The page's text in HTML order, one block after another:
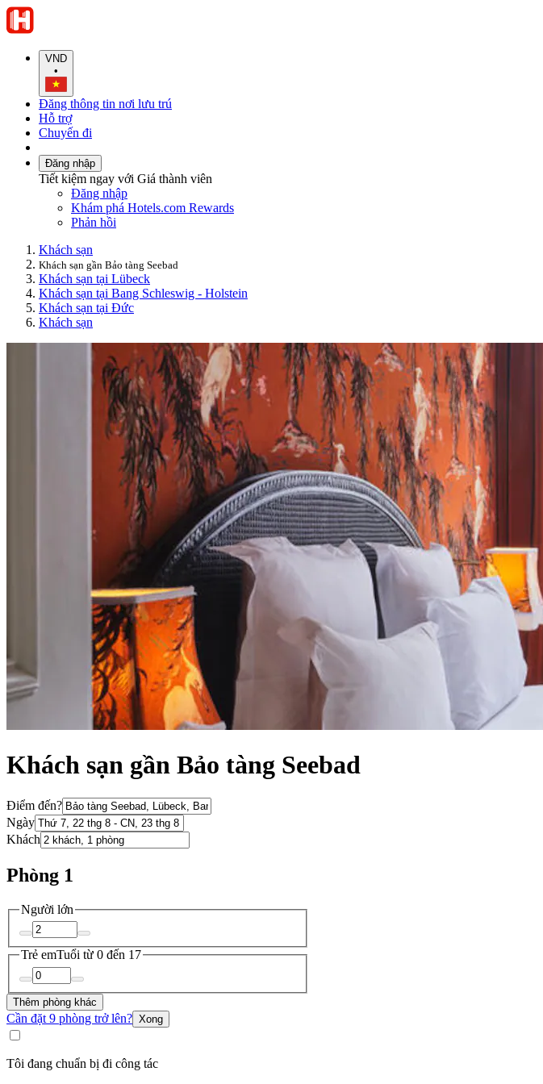
VND
•
Đăng thông tin nơi lưu trú
Hỗ trợ
Chuyến đi
Đăng nhập
Tiết kiệm ngay với Giá thành viên
Đăng nhập
Khám phá Hotels.com Rewards
Phản hồi
Khách sạn
Khách sạn gần Bảo tàng Seebad
Khách sạn tại Lübeck
Khách sạn tại Bang Schleswig - Holstein
Khách sạn tại Đức
Khách sạn
Khách sạn gần Bảo tàng Seebad
Điểm đến?
Ngày
Khách
Phòng 1
Người lớn
Trẻ emTuổi từ 0 đến 17
Thêm phòng khác
Cần đặt 9 phòng trở lên? Xong
Tôi đang chuẩn bị đi công tác